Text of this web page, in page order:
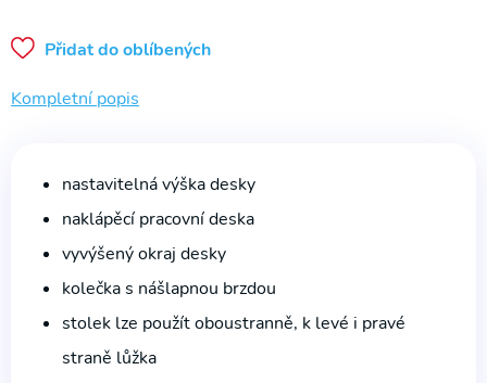
na WC
Rehabilitační
Přidat do oblíbených
Kompletní popis
nastavitelná výška desky
naklápěcí pracovní deska
vyvýšený okraj desky
kolečka s nášlapnou brzdou
stolek lze použít oboustranně, k levé i pravé
straně lůžka